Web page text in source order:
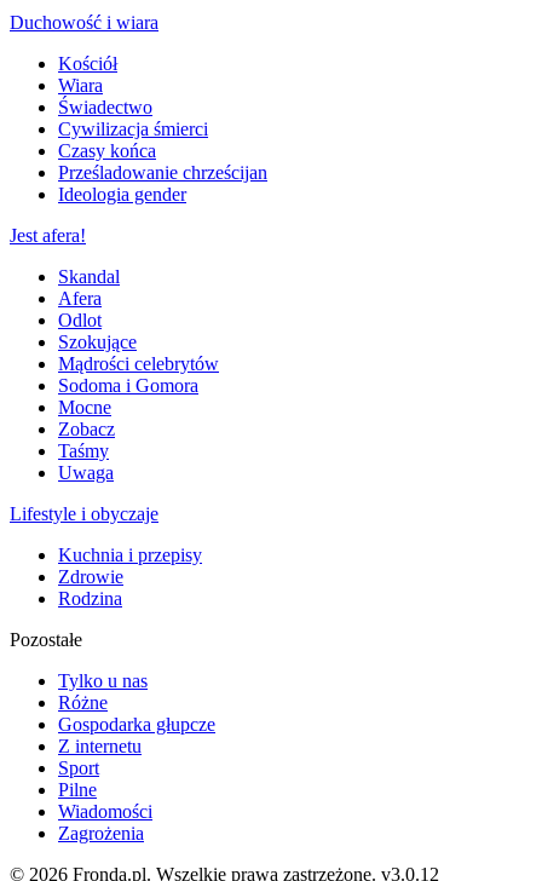
Duchowość i wiara
Kościół
Wiara
Świadectwo
Cywilizacja śmierci
Czasy końca
Prześladowanie chrześcijan
Ideologia gender
Jest afera!
Skandal
Afera
Odlot
Szokujące
Mądrości celebrytów
Sodoma i Gomora
Mocne
Zobacz
Taśmy
Uwaga
Lifestyle i obyczaje
Kuchnia i przepisy
Zdrowie
Rodzina
Pozostałe
Tylko u nas
Różne
Gospodarka głupcze
Z internetu
Sport
Pilne
Wiadomości
Zagrożenia
© 2026 Fronda.pl. Wszelkie prawa zastrzeżone. v3.0.12